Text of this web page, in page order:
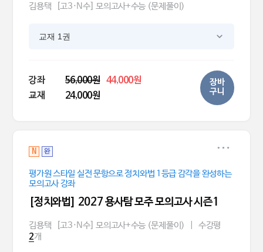
김용택 [고3·N수] 모의고사+수능 (문제풀이)
교재 1권
강좌 56,000원 44,000원
교재
24,000원
장바
구니
N 완
평가원 스타일 실전 문항으로 정치와법 1등급 감각을 완성하는
모의고사 강좌
[정치와법] 2027 용사탐 모주 모의고사 시즌1
김용택 [고3·N수] 모의고사+수능 (문제풀이) 수강평
2개